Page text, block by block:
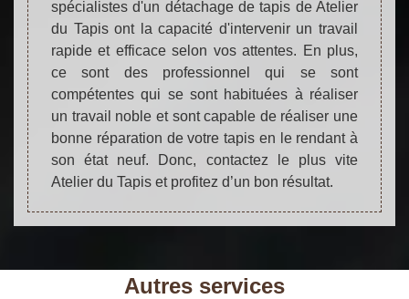
spécialistes d'un détachage de tapis de Atelier
du Tapis ont la capacité d'intervenir un travail
rapide et efficace selon vos attentes. En plus,
ce sont des professionnel qui se sont
compétentes qui se sont habituées à réaliser
un travail noble et sont capable de réaliser une
bonne réparation de votre tapis en le rendant à
son état neuf. Donc, contactez le plus vite
Atelier du Tapis et profitez d’un bon résultat.
Autres services